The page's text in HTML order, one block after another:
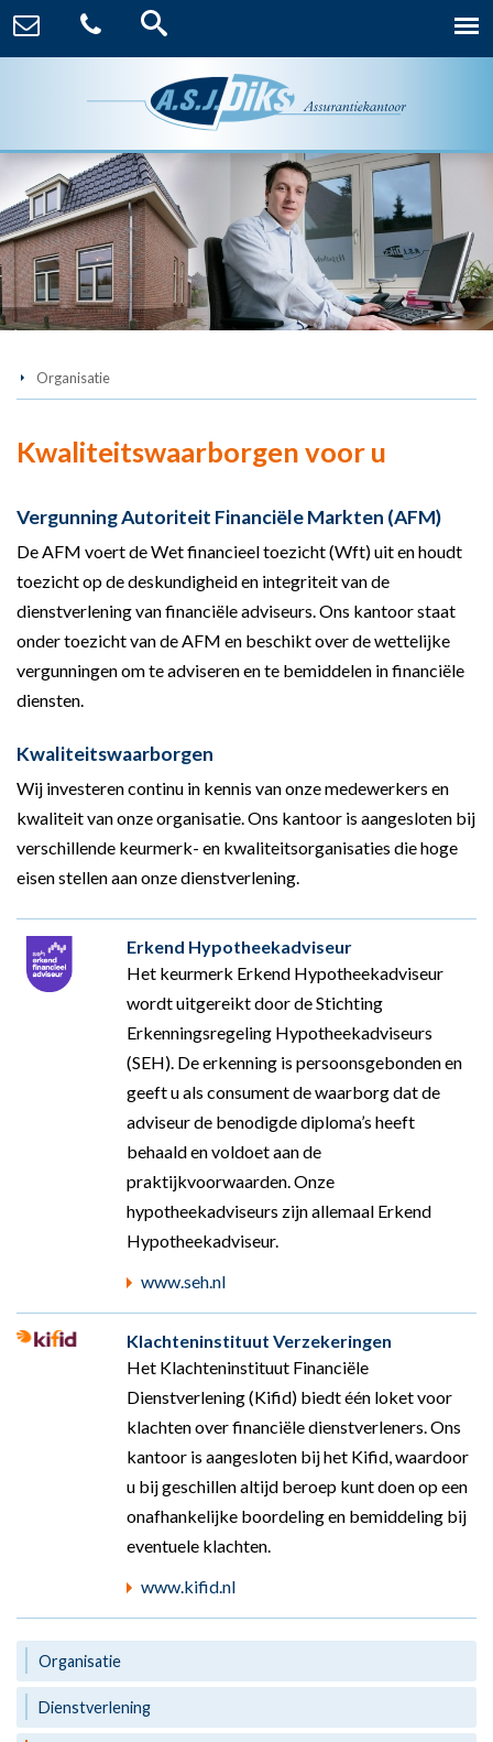
Organisatie
Kwaliteitswaarborgen voor u
Vergunning Autoriteit Financiële Markten (AFM)
De AFM voert de Wet financieel toezicht (Wft) uit en houdt
toezicht op de deskundigheid en integriteit van de
dienstverlening van financiële adviseurs. Ons kantoor staat
onder toezicht van de AFM en beschikt over de wettelijke
vergunningen om te adviseren en te bemiddelen in financiële
diensten.
Kwaliteitswaarborgen
Wij investeren continu in kennis van onze medewerkers en
kwaliteit van onze organisatie. Ons kantoor is aangesloten bij
verschillende keurmerk- en kwaliteitsorganisaties die hoge
eisen stellen aan onze dienstverlening.
Erkend Hypotheekadviseur
Het keurmerk Erkend Hypotheekadviseur
wordt uitgereikt door de Stichting
Erkenningsregeling Hypotheekadviseurs
(SEH). De erkenning is persoonsgebonden en
geeft u als consument de waarborg dat de
adviseur de benodigde diploma’s heeft
behaald en voldoet aan de
praktijkvoorwaarden. Onze
hypotheekadviseurs zijn allemaal Erkend
Hypotheekadviseur.
www.seh.nl
Klachteninstituut Verzekeringen
Het Klachteninstituut Financiële
Dienstverlening (Kifid) biedt één loket voor
klachten over financiële dienstverleners. Ons
kantoor is aangesloten bij het Kifid, waardoor
u bij geschillen altijd beroep kunt doen op een
onafhankelijke boordeling en bemiddeling bij
eventuele klachten.
www.kifid.nl
Organisatie
Dienstverlening